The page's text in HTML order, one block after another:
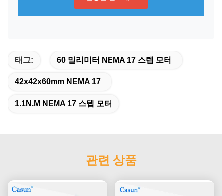
태그: 60 밀리미터 NEMA 17 스텝 모터
42x42x60mm NEMA 17
1.1N.M NEMA 17 스텝 모터
관련 상품